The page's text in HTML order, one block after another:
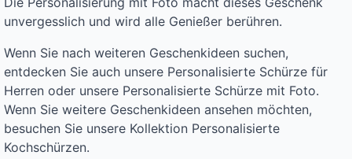
unvergesslich und wird alle Genießer berühren.
Wenn Sie nach weiteren Geschenkideen suchen,
entdecken Sie auch unsere Personalisierte Schürze für
Herren oder unsere Personalisierte Schürze mit Foto.
Wenn Sie weitere Geschenkideen ansehen möchten,
besuchen Sie unsere Kollektion Personalisierte
Kochschürzen.